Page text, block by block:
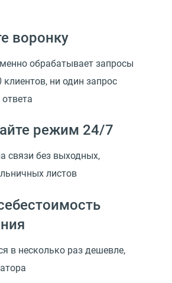
воронку
обрабатывает запросы
ни один запрос
ответа
режим 24/7
связи без выходных,
листов
в несколько раз дешевле,